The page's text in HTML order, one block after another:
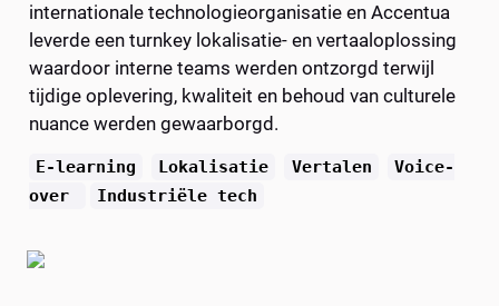
internationale technologieorganisatie en Accentua
leverde een turnkey lokalisatie- en vertaaloplossing
waardoor interne teams werden ontzorgd terwijl
tijdige oplevering, kwaliteit en behoud van culturele
nuance werden gewaarborgd.
E-learning Lokalisatie Vertalen
Voice-
over
Industriële tech